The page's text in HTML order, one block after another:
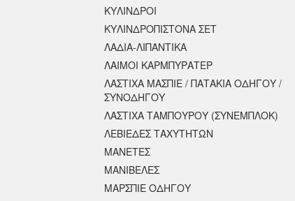
ΚΥΛΙΝΔΡΟΙ
ΚΥΛΙΝΔΡΟΠΙΣΤΟΝΑ ΣΕΤ
ΛΑΔΙΑ-ΛΙΠΑΝΤΙΚΑ
ΛΑΙΜΟΙ ΚΑΡΜΠΥΡΑΤΕΡ
ΛΑΣΤΙΧΑ ΜΑΣΠΙΕ / ΠΑΤΑΚΙΑ ΟΔΗΓΟΥ /
ΣΥΝΟΔΗΓΟΥ
ΛΑΣΤΙΧΑ ΤΑΜΠΟΥΡΟΥ (ΣΥΝΕΜΠΛΟΚ)
ΛΕΒΙΕΔΕΣ ΤΑΧΥΤΗΤΩΝ
ΜΑΝΕΤΕΣ
ΜΑΝΙΒΕΛΕΣ
ΜΑΡΣΠΙΕ ΟΔΗΓΟΥ